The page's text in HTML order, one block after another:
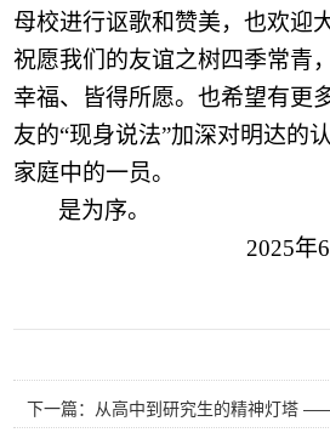
母校进行讴歌和赞美，也欢迎
祝愿我们的友谊之树四季常青
幸福、皆得所愿。也希望有更
友的“现身说法”加深对明达的
家庭中的一员。
是为序。
2025年